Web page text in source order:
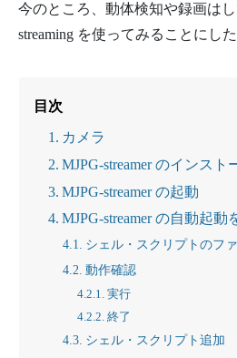
今のところ、動体検知や録画は
streaming を使ってみることにした
目次
カメラ
MJPG-streamer のインスト
MJPG-streamer の起動
MJPG-streamer の自動起動
シェル・スクリプトのフ
動作確認
実行
終了
シェル・スクリプト追加